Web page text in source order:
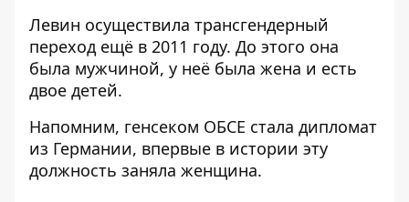
Левин осуществила трансгендерный
переход ещё в 2011 году. До этого она
была мужчиной, у неё была жена и есть
двое детей.
Напомним, генсеком ОБСЕ стала дипломат
из Германии, впервые в истории эту
должность заняла женщина.